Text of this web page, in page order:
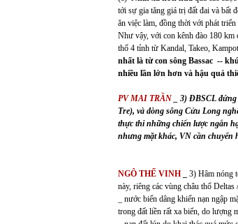
tới sự gia tăng giá trị đất đai và bất
ăn việc làm, đồng thời với phát
Như vậy, với con kênh đào 180 km
thổ 4 tỉnh từ Kandal, Takeo,
nhất là từ con sông Bassac --
nhiều lần lớn hơn và hậu quả
PV MAI TRẦN _ 3) ĐBSCL
Tre), và dòng sông Cửu Long
thực thi những chiến lược ngắn
nhưng mặt khác, VN cần chuyển
NGÔ THẾ VINH
3) Hâm nóng
này, riêng các vùng châu thổ
_ nước biển dâng khiến nạn ngập
trong đất liền rất xa biển, do lượng